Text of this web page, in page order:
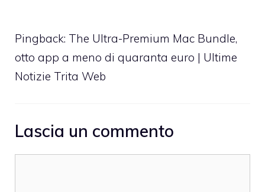
Pingback: The Ultra-Premium Mac Bundle,
otto app a meno di quaranta euro | Ultime
Notizie Trita Web
Lascia un commento